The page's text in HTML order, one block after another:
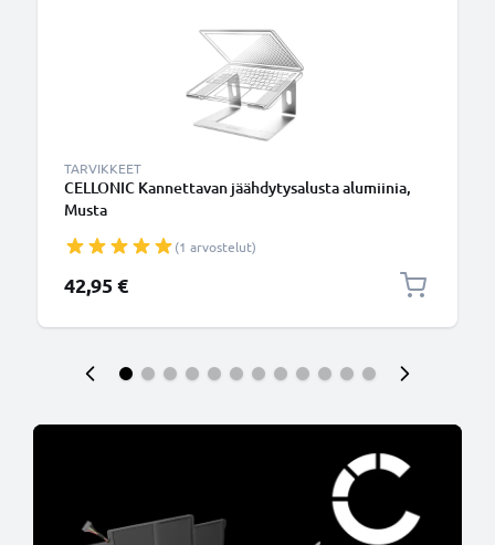
TARVIKKEET
CELLONIC Kannettavan jäähdytysalusta alumiinia,
Musta
(1 arvostelut)
42,95 €